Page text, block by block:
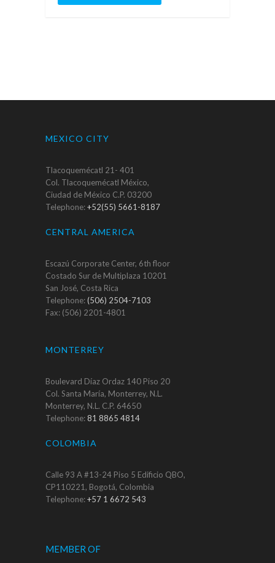
MEXICO CITY
Tlacoquemécatl 21- 401
Col. Tlacoquemécatl México,
Ciudad de México C.P. 03200
Telephone:+52(55) 5661-8187
CENTRAL AMERICA
Escazú Corporate Center, 6th floor
Costado Sur de Multiplaza 10201
San José, Costa Rica
Telephone:(506) 2504-7103
Fax: (506) 2201-4801
MONTERREY
Boulevard Díaz Ordaz 140 Piso 20
Col. Santa María, Monterrey, N.L.
Monterrey, N.L. C.P. 64650
Telephone:81 8865 4814
COLOMBIA
Calle 93 A #13-24 Piso 5 Edificio QBO,
CP110221, Bogotá, Colombia
Telephone:+57 1 6672 543
MEMBER OF